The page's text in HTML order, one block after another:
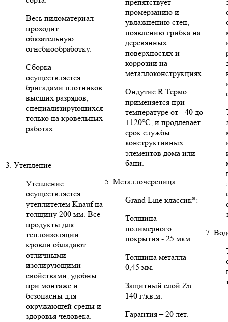
Весь пиломатериал
проходит
обязательную
огнебиообработку.
Сборка
осуществляется
бригадами плотников
высших разрядов,
специализирующихся
только на кровельных
работах.
3. Утепление
Утепление
осуществляется
утеплителем Knauf на
толщину 200 мм. Все
продукты для
теплоизоляции
кровли обладают
отличными
изолирующими
свойствами, удобны
при монтаже и
безопасны для
окружающей среды и
здоровья человека.
промерзанию и
увлажнению стен,
появлению грибка на
деревянных
поверхностях и
коррозии на
металлоконструкциях.
Ондутис R Термо
применяется при
температуре от −40 до
+120°C, и продлевает
срок службы
конструктивных
элементов дома или
бани.
5. Металлочерепица
Grand Line классик*:
Толщина
полимерного
покрытия - 25 мкм.
Толщина металла -
0,45 мм.
Защитный слой Zn
140 г/кв.м.
Гарантия – 20 лет.
7.